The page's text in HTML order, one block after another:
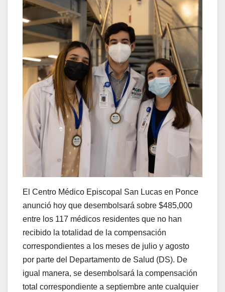
El Centro Médico Episcopal San Lucas en Ponce
anunció hoy que desembolsará sobre $485,000
entre los 117 médicos residentes que no han
recibido la totalidad de la compensación
correspondientes a los meses de julio y agosto
por parte del Departamento de Salud (DS). De
igual manera, se desembolsará la compensación
total correspondiente a septiembre ante cualquier